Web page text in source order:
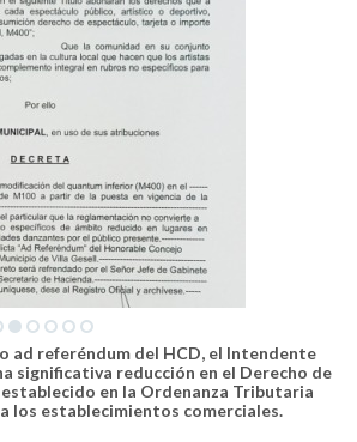
ad referéndum del HCD, el Intendente
significativa reducción en el Derecho de
en la Ordenanza Tributaria
los establecimientos comerciales.